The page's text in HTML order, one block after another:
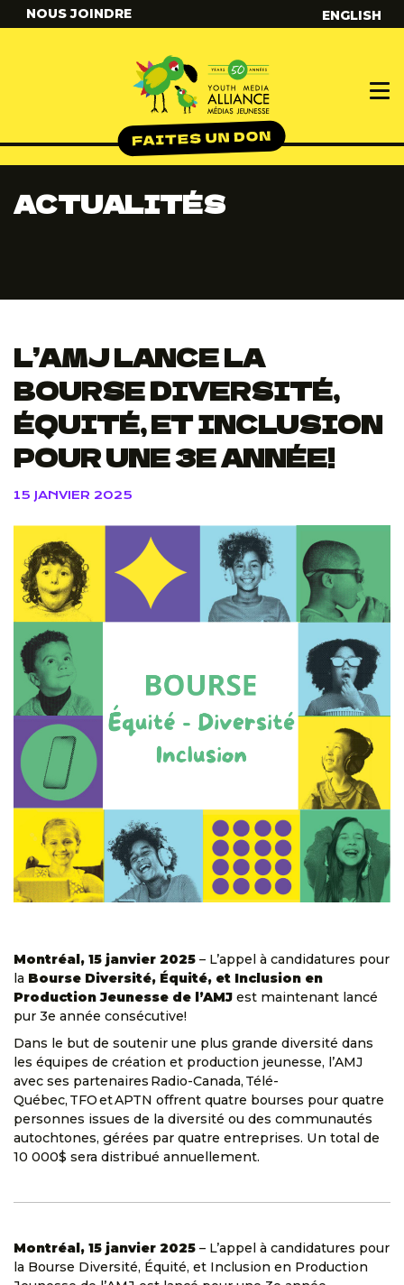
NOUS JOINDRE ENGLISH
ACTUALITÉS
L’AMJ LANCE LA
BOURSE DIVERSITÉ,
ÉQUITÉ, ET INCLUSION
POUR UNE 3E ANNÉE!
15 JANVIER 2025
Montréal, 15 janvier 2025 – L’appel à candidatures pour
la Bourse Diversité, Équité, et Inclusion en
Production Jeunesse de l’AMJ est maintenant lancé
pur 3e année consécutive!
Dans le but de soutenir une plus grande diversité dans
les équipes de création et production jeunesse, l’AMJ
avec ses partenaires Radio-Canada, Télé-
Québec, TFO et APTN offrent quatre bourses pour quatre
personnes issues de la diversité ou des communautés
autochtones, gérées par quatre entreprises. Un total de
10 000$ sera distribué annuellement.
Montréal, 15 janvier 2025 – L’appel à candidatures pour
la Bourse Diversité, Équité, et Inclusion en Production